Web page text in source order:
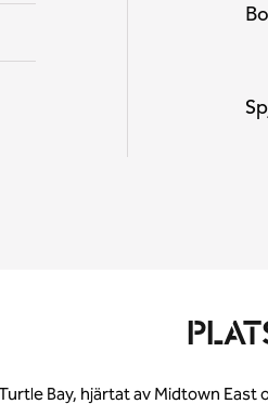
Bay, hjärtat av Midtown